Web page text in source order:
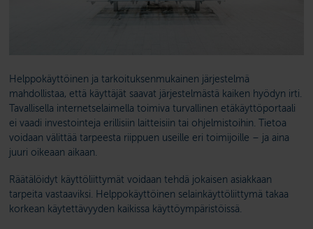
Helppokäyttöinen ja tarkoituksenmukainen järjestelmä
mahdollistaa, että käyttäjät saavat järjestelmästä kaiken hyödyn irti.
Tavallisella internetselaimella toimiva turvallinen etäkäyttöportaali
ei vaadi investointeja erillisiin laitteisiin tai ohjelmistoihin. Tietoa
voidaan välittää tarpeesta riippuen useille eri toimijoille – ja aina
juuri oikeaan aikaan.
Räätälöidyt käyttöliittymät voidaan tehdä jokaisen asiakkaan
tarpeita vastaaviksi. Helppokäyttöinen selainkäyttöliittymä takaa
korkean käytettävyyden kaikissa käyttöympäristöissä.